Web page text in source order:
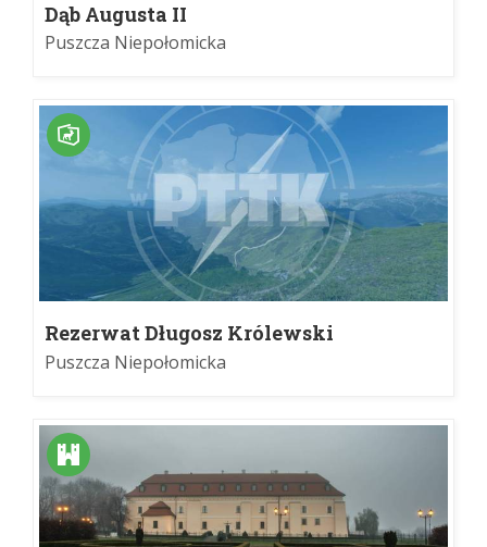
Dąb Augusta II
Puszcza Niepołomicka
Rezerwat Długosz Królewski
Puszcza Niepołomicka